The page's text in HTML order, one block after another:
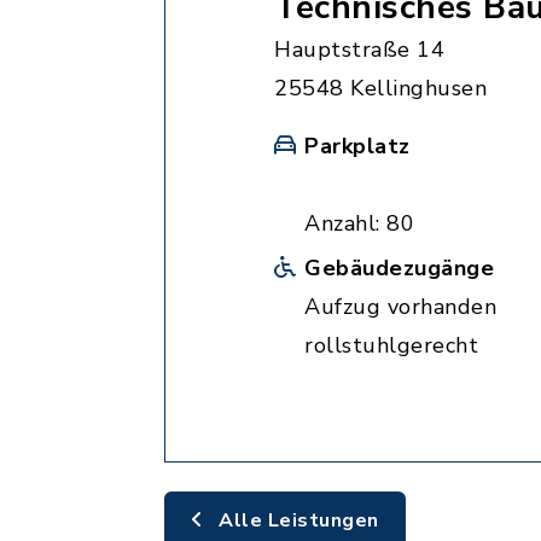
Hauptstraße 14
25548 Kellinghusen
Parkplatz
Anzahl: 80
Gebäudezugänge
Aufzug vorhanden
rollstuhlgerecht
Alle Leistungen